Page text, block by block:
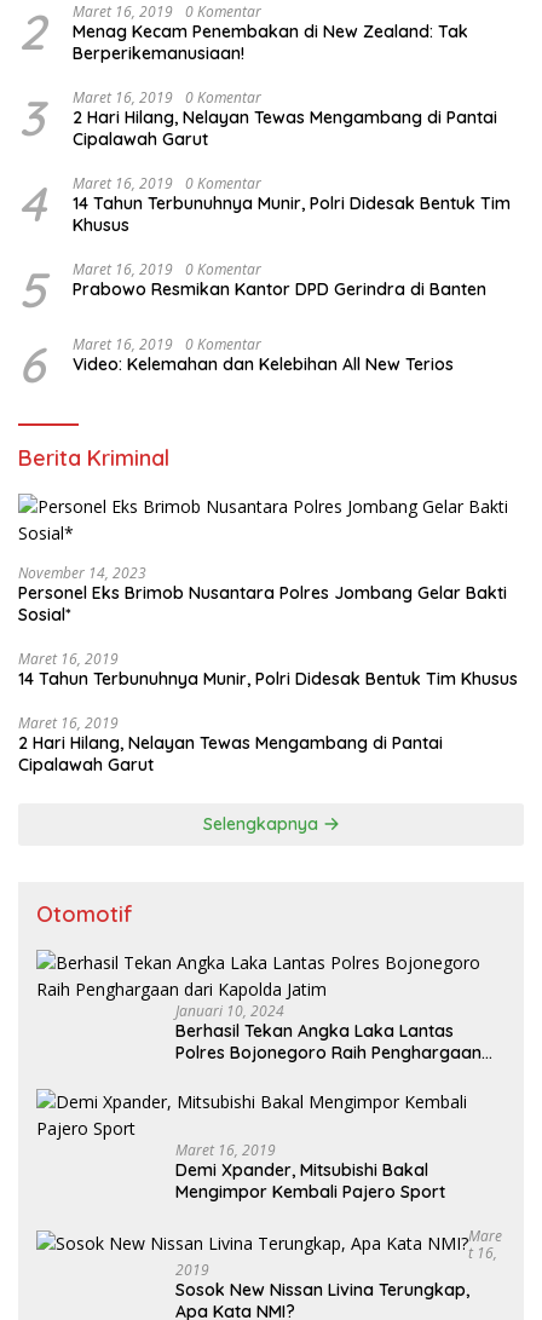
2 Maret 16, 2019 0 Komentar
Menag Kecam Penembakan di New Zealand: Tak
Berperikemanusiaan!
3 Maret 16, 2019 0 Komentar
2 Hari Hilang, Nelayan Tewas Mengambang di Pantai
Cipalawah Garut
4 Maret 16, 2019 0 Komentar
14 Tahun Terbunuhnya Munir, Polri Didesak Bentuk Tim
Khusus
5 Maret 16, 2019 0 Komentar
Prabowo Resmikan Kantor DPD Gerindra di Banten
6 Maret 16, 2019 0 Komentar
Video: Kelemahan dan Kelebihan All New Terios
Berita Kriminal
November 14, 2023
Personel Eks Brimob Nusantara Polres Jombang Gelar Bakti
Sosial*
Maret 16, 2019
14 Tahun Terbunuhnya Munir, Polri Didesak Bentuk Tim Khusus
Maret 16, 2019
2 Hari Hilang, Nelayan Tewas Mengambang di Pantai
Cipalawah Garut
Selengkapnya
Otomotif
Januari 10, 2024
Berhasil Tekan Angka Laka Lantas
Polres Bojonegoro Raih Penghargaan
Maret 16, 2019
Demi Xpander, Mitsubishi Bakal
Mengimpor Kembali Pajero Sport
Mare
T 16,
2019
Sosok New Nissan Livina Terungkap,
Apa Kata NMI?